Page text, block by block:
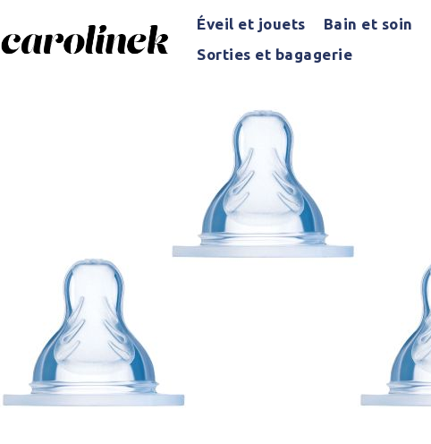
Éveil et jouets Bain et soin
Sorties et bagagerie